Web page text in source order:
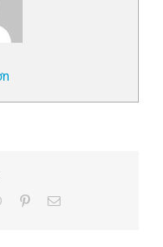
WhatsApp
PinterestEmail